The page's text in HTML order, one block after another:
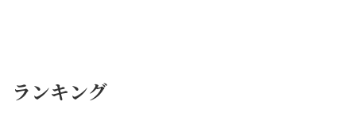
ランキング